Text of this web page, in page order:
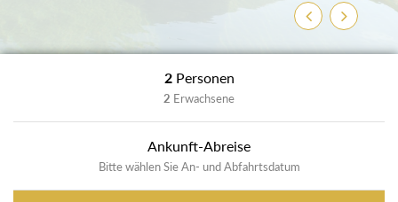
ZurückWeiter
2 Personen
2 Erwachsene
Ankunft-Abreise
Bitte wählen Sie An- und Abfahrtsdatum